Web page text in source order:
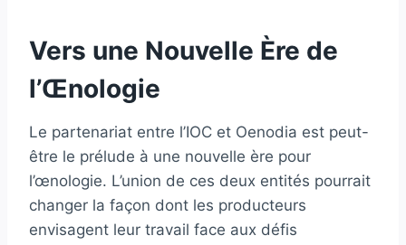
Vers une Nouvelle Ère de
l’Œnologie
Le partenariat entre l’IOC et Oenodia est peut-
être le prélude à une nouvelle ère pour
l’œnologie. L’union de ces deux entités pourrait
changer la façon dont les producteurs
envisagent leur travail face aux défis